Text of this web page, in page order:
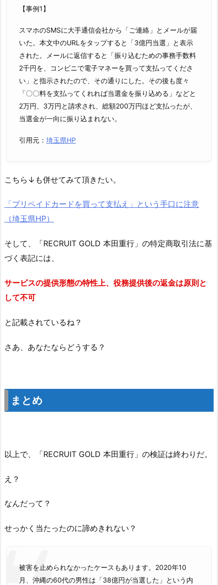
【事例1】
スマホのSMSに大手通信会社から「ご連絡」とメールが届
いた。本文中のURLをタップすると「3億円当選」と表示
された。メールに返信すると「振り込むための事務手数料
2千円を、コンビニで電子マネーを買って支払ってくださ
い」と指示されたので、その通りにした。その後も度々
「〇〇料を支払ってくれれば当選金を振り込める」などと
2万円、3万円と請求され、総額200万円ほど支払ったが、
当選金が一向に振り込まれない。
引用元： 埼玉県HP
こちら↓も併せてみて頂きたい。
「プリペイドカードを買って支払え」という手口に注意
（埼玉県HP）
そして、「RECRUIT GOLD 本田重行」の特定商取引法に基
づく表記には、
サービスの提供形態の特性上、役務提供後の返金は原則と
して不可
と記載されているね？
さあ、あなたならどうする？
まとめ
以上で、「RECRUIT GOLD 本田重行」の検証は終わりだ。
え？
なんだって？
せっかく当たったのに諦めきれない？
被害を止められなかったケースもあります。2020年10
月、沖縄の60代の男性は「38億円が当選した」という内